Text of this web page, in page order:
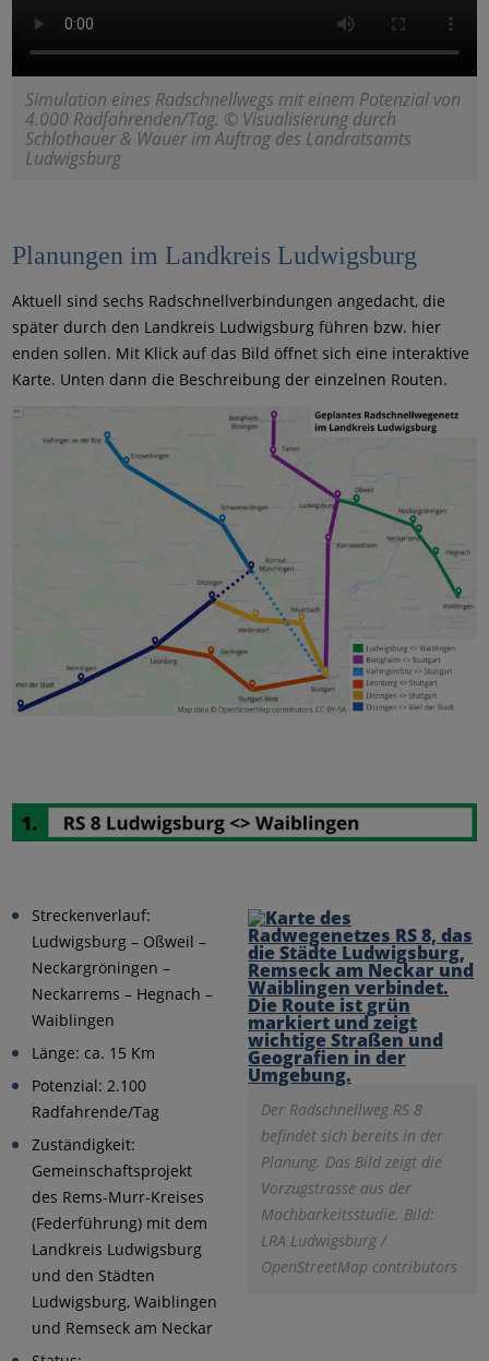
Simulation eines Radschnellwegs mit einem Potenzial von
4.000 Radfahrenden/Tag. © Visualisierung durch
Schlothauer & Wauer im Auftrag des Landratsamts
Ludwigsburg
Planungen im Landkreis Ludwigsburg
Aktuell sind sechs Radschnellverbindungen angedacht, die
später durch den Landkreis Ludwigsburg führen bzw. hier
enden sollen. Mit Klick auf das Bild öffnet sich eine interaktive
Karte. Unten dann die Beschreibung der einzelnen Routen.
Der Radschnellweg RS 8
befindet sich bereits in der
Planung. Das Bild zeigt die
Vorzugstrasse aus der
Machbarkeitsstudie. Bild:
LRA Ludwigsburg /
OpenStreetMap contributors
Streckenverlauf:
Ludwigsburg – Oßweil –
Neckargröningen –
Neckarrems – Hegnach –
Waiblingen
Länge: ca. 15 Km
Potenzial: 2.100
Radfahrende/Tag
Zuständigkeit:
Gemeinschaftsprojekt
des Rems-Murr-Kreises
(Federführung) mit dem
Landkreis Ludwigsburg
und den Städten
Ludwigsburg, Waiblingen
und Remseck am Neckar